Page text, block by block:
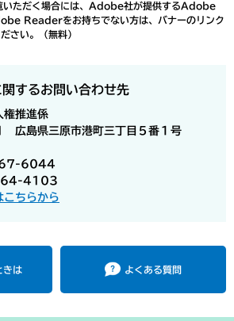
いただく場合には、Adobe社が提供するAdobe
Readerをお持ちでない方は、バナーのリンク
さい。（無料）
するお問い合わせ先
権推進係
島県三原市港町三丁目５番１号
6044
64-4103
こちらから
きは よくある質問